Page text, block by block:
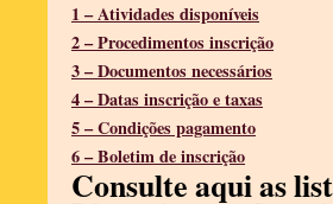
1 – Atividades disponíveis
2 – Procedimentos inscrição
3 – Documentos necessários
4 – Datas inscrição e taxas
5 – Condições pagamento
6 – Boletim de inscrição
Consulte aqui as